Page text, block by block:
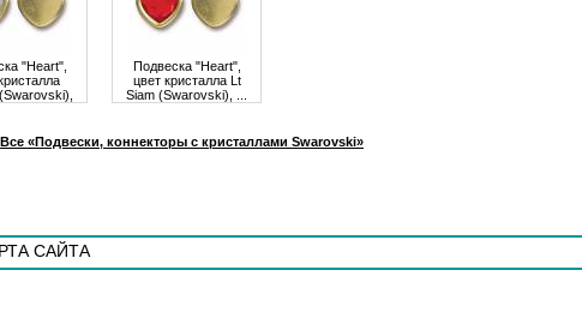
"Heart",
Подвеска "Heart",
цвет кристалла Lt
Siam (Swarovski), ...
Все «Подвески, коннекторы с кристаллами Swarovski»
САЙТА